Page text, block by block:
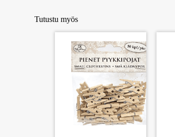
Tutustu myös